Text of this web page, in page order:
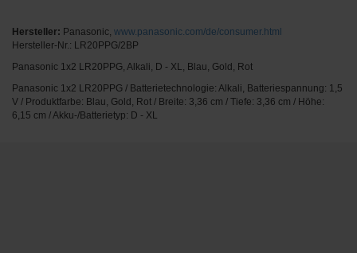
Hersteller: Panasonic, www.panasonic.com/de/consumer.html
Hersteller-Nr.: LR20PPG/2BP
Panasonic 1x2 LR20PPG, Alkali, D - XL, Blau, Gold, Rot
Panasonic 1x2 LR20PPG / Batterietechnologie: Alkali, Batteriespannung: 1,5
V / Produktfarbe: Blau, Gold, Rot / Breite: 3,36 cm / Tiefe: 3,36 cm / Höhe:
6,15 cm / Akku-/Batterietyp: D - XL